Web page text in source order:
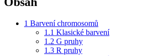
1 Barvení chromosomů
1.1 Klasické barvení
1.2 G pruhy
1.3 R pruhy